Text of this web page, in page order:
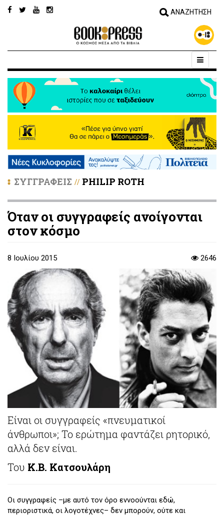
ΣΥΓΓΡΑΦΕΙΣ // PHILIP ROTH
Όταν οι συγγραφείς ανοίγονται
στον κόσμο
8 Ιουλίου 2015 2646
Είναι οι συγγραφείς «πνευματικοί
άνθρωποι»; Το ερώτημα φαντάζει ρητορικό,
αλλά δεν είναι.
Του Κ.Β. Κατσουλάρη
Οι συγγραφείς –με αυτό τον όρο εννοούνται εδώ,
περιοριστικά, οι λογοτέχνες– δεν μπορούν, ούτε και